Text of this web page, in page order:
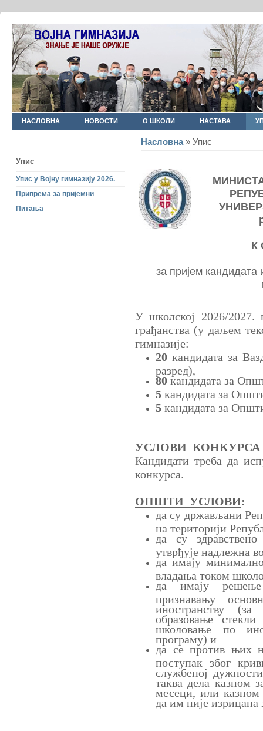
НАСЛОВНА НОВОСТИ О ШКОЛИ НАСТАВА
Упис
Упис у Војну гимназију 2026.
Припрема за пријемни
Питања
Насловна» Упис
К
за пријем кандидата
У школској 2026/2027.
грађанства (у даљем
гимназијe:
20 кандидата за
разред),
80 кандидата за
5 кандидата за
5 кандидата за
УСЛОВИ КОНКУРСА
Кандидати треба да
конкурса.
ОПШТИ УСЛОВИ:
да су држављани
на територији
да су
утврђује надлежна
да имају
владања током
да имају
признавању
иностранству
образовање
школовање по
програму) и
да се против њих
поступак због
службеној
таква дела казном
месеци, или казном
да им није изрицана